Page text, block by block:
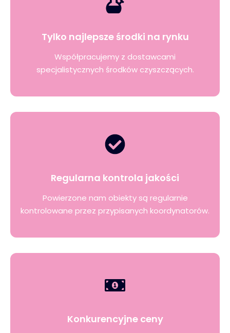
Tylko najlepsze środki na rynku
Współpracujemy z dostawcami
specjalistycznych środków czyszczących.
Regularna kontrola jakości
Powierzone nam obiekty są regularnie
kontrolowane przez przypisanych koordynatorów.
Konkurencyjne ceny